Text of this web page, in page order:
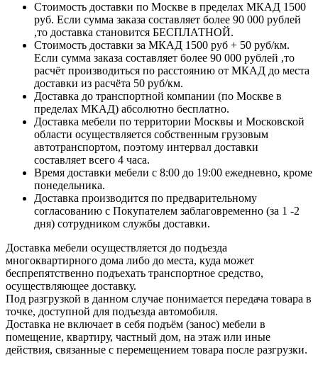
Стоимость доставки по Москве в пределах МКАД 1500
руб. Если сумма заказа составляет более 90 000 рублей
,то доставка становится БЕСПЛАТНОЙ.
Стоимость доставки за МКАД 1500 руб + 50 руб/км.
Если сумма заказа составляет более 90 000 рублей ,то
расчёт производиться по расстоянию от МКАД до места
доставки из расчёта 50 руб/км.
Доставка до транспортной компании (по Москве в
пределах МКАД) абсолютно бесплатно.
Доставка мебели по территории Москвы и Московской
области осуществляется собственным грузовым
автотранспортом, поэтому интервал доставки
составляет всего 4 часа.
Время доставки мебели с 8:00 до 19:00 ежедневно, кроме
понедельника.
Доставка производится по предварительному
согласованию с Покупателем заблаговременно (за 1 -2
дня) сотрудником службы доставки.
Доставка мебели осуществляется до подъезда
многоквартирного дома либо до места, куда может
беспрепятственно подъехать транспортное средство,
осуществляющее доставку.
Под разгрузкой в данном случае понимается передача товара в
точке, доступной для подъезда автомобиля.
Доставка не включает в себя подъём (занос) мебели в
помещение, квартиру, частный дом, на этаж или иные
действия, связанные с перемещением товара после разгрузки.